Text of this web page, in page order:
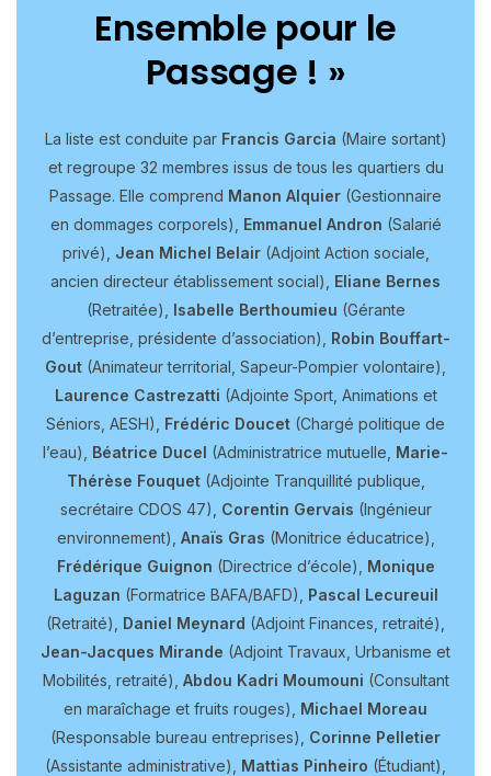
Ensemble pour le
Passage ! »
La liste est conduite par Francis Garcia (Maire sortant)
et regroupe 32 membres issus de tous les quartiers du
Passage. Elle comprend Manon Alquier (Gestionnaire
en dommages corporels), Emmanuel Andron (Salarié
privé), Jean Michel Belair (Adjoint Action sociale,
ancien directeur établissement social), Eliane Bernes
(Retraitée), Isabelle Berthoumieu (Gérante
d’entreprise, présidente d’association), Robin Bouffart-
Gout (Animateur territorial, Sapeur-Pompier volontaire),
Laurence Castrezatti (Adjointe Sport, Animations et
Séniors, AESH), Frédéric Doucet (Chargé politique de
l’eau), Béatrice Ducel (Administratrice mutuelle, Marie-
Thérèse Fouquet (Adjointe Tranquillité publique,
secrétaire CDOS 47), Corentin Gervais (Ingénieur
environnement), Anaïs Gras (Monitrice éducatrice),
Frédérique Guignon (Directrice d’école), Monique
Laguzan (Formatrice BAFA/BAFD), Pascal Lecureuil
(Retraité), Daniel Meynard (Adjoint Finances, retraité),
Jean-Jacques Mirande (Adjoint Travaux, Urbanisme et
Mobilités, retraité), Abdou Kadri Moumouni (Consultant
en maraîchage et fruits rouges), Michael Moreau
(Responsable bureau entreprises), Corinne Pelletier
(Assistante administrative), Mattias Pinheiro (Étudiant),